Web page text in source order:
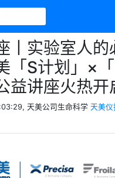
丨实验室人的
「S计划」×「
益讲座火热开
天美公司生命科学 天美仪